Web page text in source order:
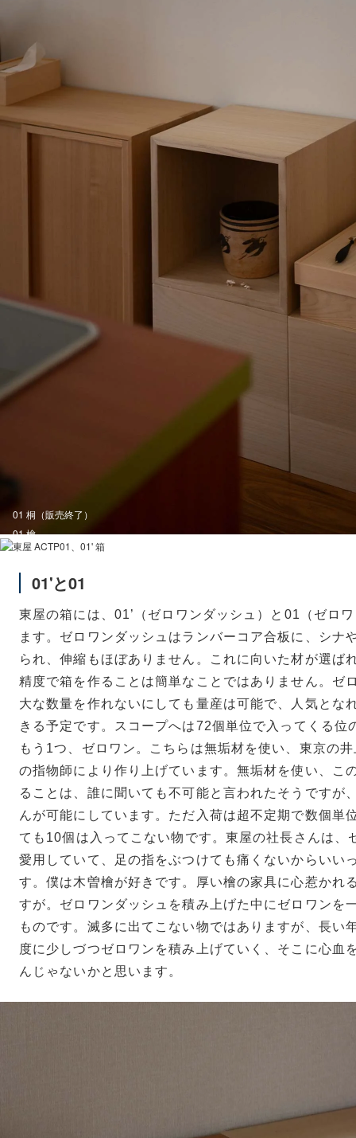
01 桐（販売終了）
01 檜
01'と01
東屋の箱には、01’（ゼロワンダッシュ）と01（ゼロ
ます。ゼロワンダッシュはランバーコア合板に、シナ
られ、伸縮もほぼありません。これに向いた材が選ば
精度で箱を作ることは簡単なことではありません。 ゼ
大な数量を作れないにしても量産は可能で、人気とな
きる予定です。スコープへは72個単位で入ってくる位
もう1つ、ゼロワン。こちらは無垢材を使い、東京の
の指物師により作り上げています。無垢材を使い、こ
ることは、誰に聞いても不可能と言われたそうですが
んが可能にしています。ただ入荷は超不定期で数個単
ても10個は入ってこない物です。東屋の社長さんは、
愛用していて、足の指をぶつけても痛くないからいい
す。僕は木曽檜が好きです。厚い檜の家具に心惹かれ
すが。ゼロワンダッシュを積み上げた中にゼロワンを
ものです。滅多に出てこない物ではありますが、長い
度に少しづつゼロワンを積み上げていく、そこに心血
んじゃないかと思います。